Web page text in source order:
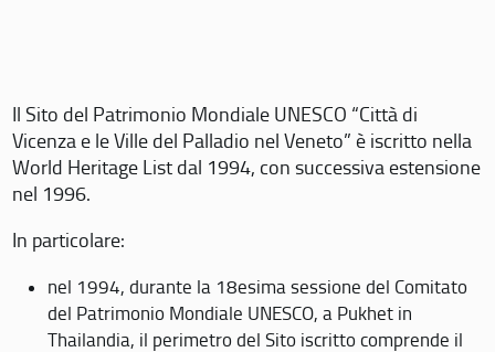
Il Sito del Patrimonio Mondiale UNESCO “Città di
Vicenza e le Ville del Palladio nel Veneto” è iscritto nella
World Heritage List dal 1994, con successiva estensione
nel 1996.
In particolare:
nel 1994, durante la 18esima sessione del Comitato
del Patrimonio Mondiale UNESCO, a Pukhet in
Thailandia, il perimetro del Sito iscritto comprende il